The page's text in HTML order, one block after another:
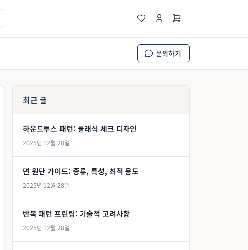
문의하기
최근 글
하운드투스 패턴: 클래식 체크 디자인
2025년 12월 28일
면 원단 가이드: 종류, 특성, 최적 용도
2025년 12월 28일
반복 패턴 프린팅: 기술적 고려사항
2025년 12월 28일